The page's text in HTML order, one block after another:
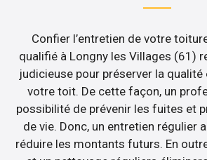
Confier l’entretien de votre
qualifié à Longny les Villages (61)
judicieuse pour préserver la
votre toit. De cette façon, un
possibilité de prévenir les fuites et
de vie. Donc, un entretien régulier
réduire les montants futurs. En